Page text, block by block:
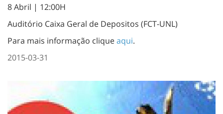
8 Abril | 12:00H
Auditório Caixa Geral de Depositos (FCT-UNL)
Para mais informação cliqueaqui.
2015-03-31